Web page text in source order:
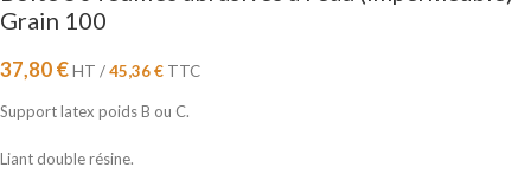
Grain 100
37,80€HT /45,36€ TTC
Support latex poids B ou C.
Liant double résine.